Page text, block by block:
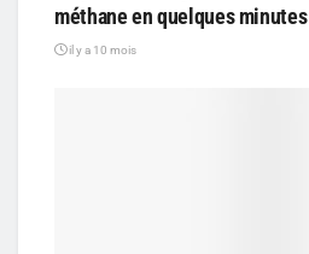
méthane en quelques minutes
il y a 10 mois